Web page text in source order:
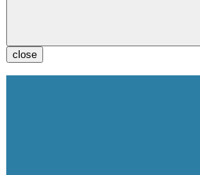
close